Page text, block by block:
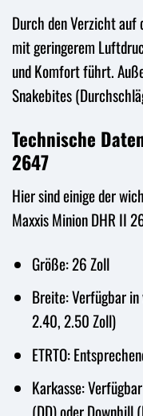
Durch den Verzicht auf
mit geringerem
und Komfort führt.
Snakebites
Technische
2647
Hier sind einige der
Maxxis Minion DHR II
Größe: 26 Zoll
Breite: Verfügbar
2.40, 2.50 Zoll)
ETRTO:
Karkasse: